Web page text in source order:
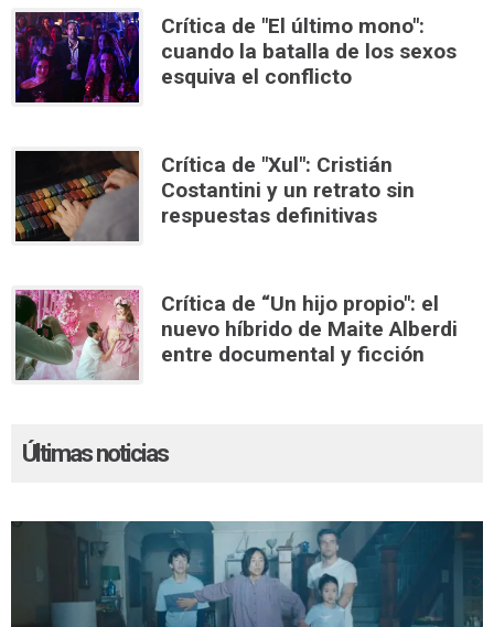
Crítica de "El último mono":
cuando la batalla de los sexos
esquiva el conflicto
Crítica de "Xul": Cristián
Costantini y un retrato sin
respuestas definitivas
Crítica de “Un hijo propio": el
nuevo híbrido de Maite Alberdi
entre documental y ficción
Últimas noticias